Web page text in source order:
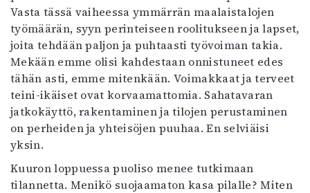
Vasta tässä vaiheessa ymmärrän maalaistalojen
työmäärän, syyn perinteiseen roolitukseen ja lapset,
joita tehdään paljon ja puhtaasti työvoiman takia.
Mekään emme olisi kahdestaan onnistuneet edes
tähän asti, emme mitenkään. Voimakkaat ja terveet
teini-ikäiset ovat korvaamattomia. Sahatavaran
jatkokäyttö, rakentaminen ja tilojen perustaminen
on perheiden ja yhteisöjen puuhaa. En selviäisi
yksin.
Kuuron loppuessa puoliso menee tutkimaan
tilannetta. Menikö suojaamaton kasa pilalle? Miten